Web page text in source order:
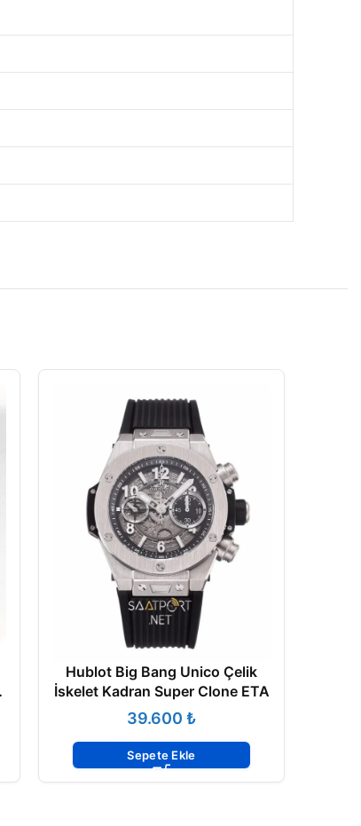
Hublot Big Bang Unico Çelik
İskelet Kadran Super Clone ETA
₺
Sepete Ekle